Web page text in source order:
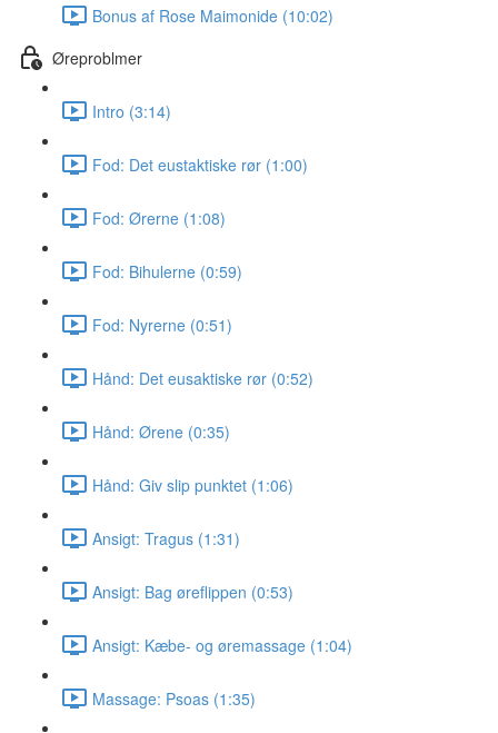
Bonus af Rose Maimonide (10:02)
Øreproblmer
Intro (3:14)
Fod: Det eustaktiske rør (1:00)
Fod: Ørerne (1:08)
Fod: Bihulerne (0:59)
Fod: Nyrerne (0:51)
Hånd: Det eusaktiske rør (0:52)
Hånd: Ørene (0:35)
Hånd: Giv slip punktet (1:06)
Ansigt: Tragus (1:31)
Ansigt: Bag øreflippen (0:53)
Ansigt: Kæbe- og øremassage (1:04)
Massage: Psoas (1:35)